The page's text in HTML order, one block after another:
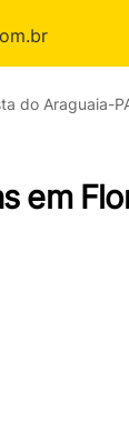
do Araguaia-
em